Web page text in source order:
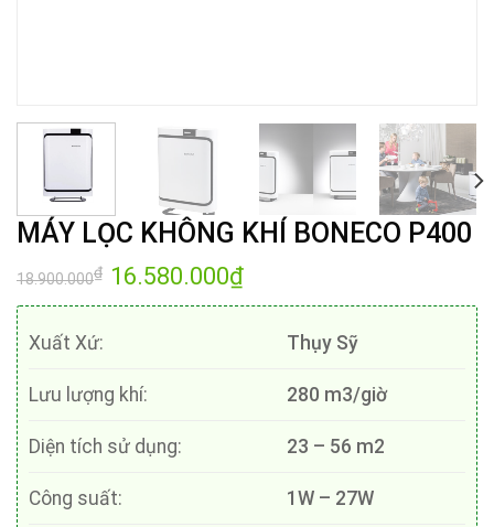
MÁY LỌC KHÔNG KHÍ BONECO P400
18.900.000₫ Giá
gốc
là:
16.580.000₫Giá
tại
16.580.000₫.
Xuất Xứ: Thụy Sỹ
Lưu lượng khí: 280 m3/giờ
Diện tích sử dụng: 23 – 56 m2
Công suất: 1W – 27W